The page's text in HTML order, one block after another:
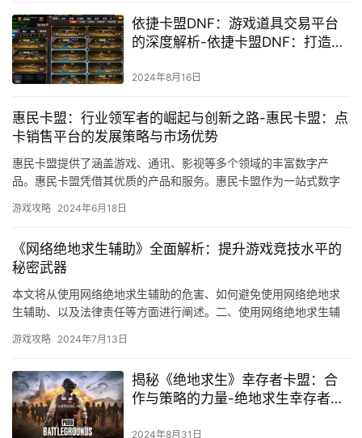
依捷卡盟DNF：游戏道具交易平台
的深度解析-依捷卡盟DNF：打造便
2024年8月16日
惠民卡盟：行业领军者的崛起与创新之路-惠民卡盟：点
卡销售平台的发展策略与市场优势
惠民卡盟提供了涵盖游戏、通讯、影视等多个领域的丰富数字产
品。惠民卡盟凭借其优质的产品和服务。惠民卡盟作为一站式数字
游戏攻略 2024年6月18日
《网络绝地求生辅助》全面解析：提升游戏竞技水平的
秘密武器
本文将从使用网络绝地求生辅助的危害、如何避免使用网络绝地求
生辅助、以及法律责任等方面进行阐述。二、使用网络绝地求生辅
游戏攻略 2024年7月13日
揭秘《绝地求生》幸存者卡盟：合
作与策略的力量-绝地求生幸存者卡
2024年8月31日